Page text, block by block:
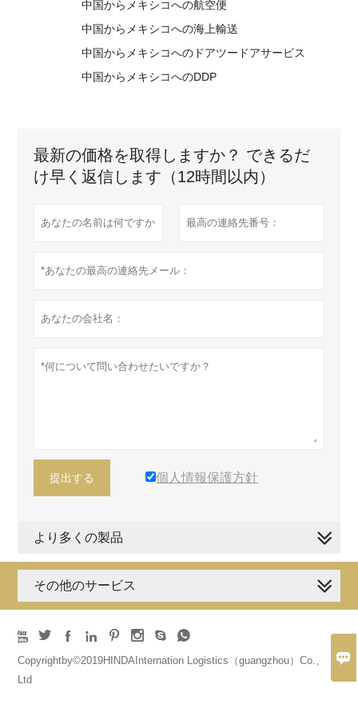

中国からメキシコへの航空便
中国からメキシコへの海上輸送
中国からメキシコへのドアツードアサービス
中国からメキシコへのDDP
最新の価格を取得しますか？ できるだ
け早く返信します（12時間以内）
提出する 個人情報保護方針
より多くの製品
その他のサービス
       
Copyrightby©2019HINDAInternation Logistics（guangzhou）Co.、
Ltd